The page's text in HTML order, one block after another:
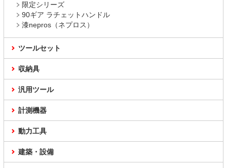
限定シリーズ
90ギア ラチェットハンドル
漆nepros（ネプロス）
ツールセット
収納具
汎用ツール
計測機器
動力工具
建築・設備